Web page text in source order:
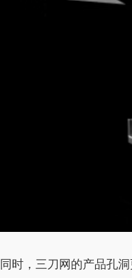
同时，三刀网的产品孔